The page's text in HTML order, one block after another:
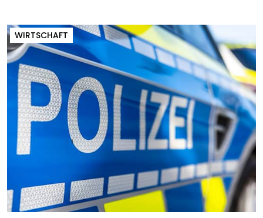
WIRTSCHAFT